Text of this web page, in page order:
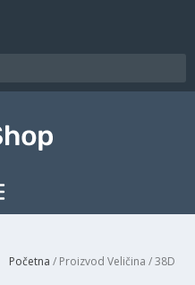
Početna / Proizvod Veličina / 38D